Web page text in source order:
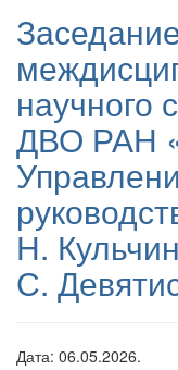
ДВО РАН
Н.
С.
Дата: 06.05.2026.